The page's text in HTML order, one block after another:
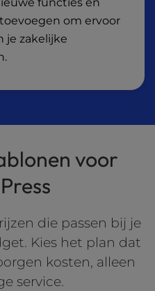
functies en
om ervoor
je zakelijke
voor
die passen bij je
Kies het plan dat
kosten, alleen
service.